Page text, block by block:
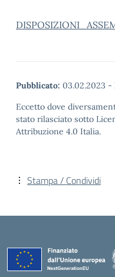
Pubblicato: 03.02.2023 -
Eccetto dove
stato rilasciato sotto
Attribuzione 4.0 Italia.
Stampa / Condividi